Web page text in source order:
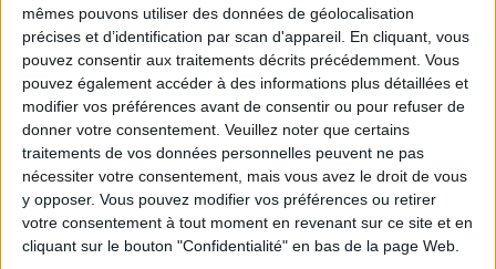
mêmes pouvons utiliser des données de géolocalisation
précises et d’identification par scan d'appareil. En cliquant, vous
pouvez consentir aux traitements décrits précédemment. Vous
pouvez également accéder à des informations plus détaillées et
modifier vos préférences avant de consentir ou pour refuser de
donner votre consentement. Veuillez noter que certains
traitements de vos données personnelles peuvent ne pas
nécessiter votre consentement, mais vous avez le droit de vous
y opposer. Vous pouvez modifier vos préférences ou retirer
votre consentement à tout moment en revenant sur ce site et en
cliquant sur le bouton "Confidentialité" en bas de la page Web.
Moins de
5 kilos
De 5 à 10
kilos
Plus de
10 kilos
Webinaires en direct Voir tout
Chaque semaine, posez vos questions en live
en participant à des vidéo-conférences avec
Jean-Michel et les diététiciennes du
programme.